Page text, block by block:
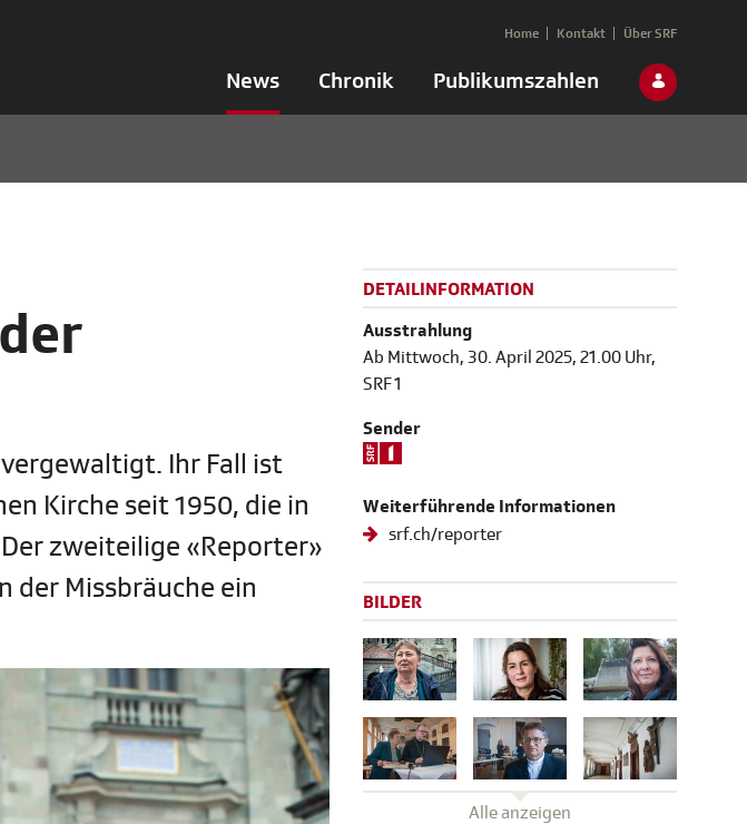
News Chronik Publikumszahlen
Home Kontakt Über SRF
Ihr Fall ist
Kirche seit 1950, die in
zweiteilige «Reporter»
der Missbräuche ein
DETAILINFORMATION
Ausstrahlung
Ab Mittwoch, 30. April 2025, 21.00 Uhr,
SRF 1
Sender
Weiterführende Informationen
srf.ch/reporter
BILDER
Alle anzeigen